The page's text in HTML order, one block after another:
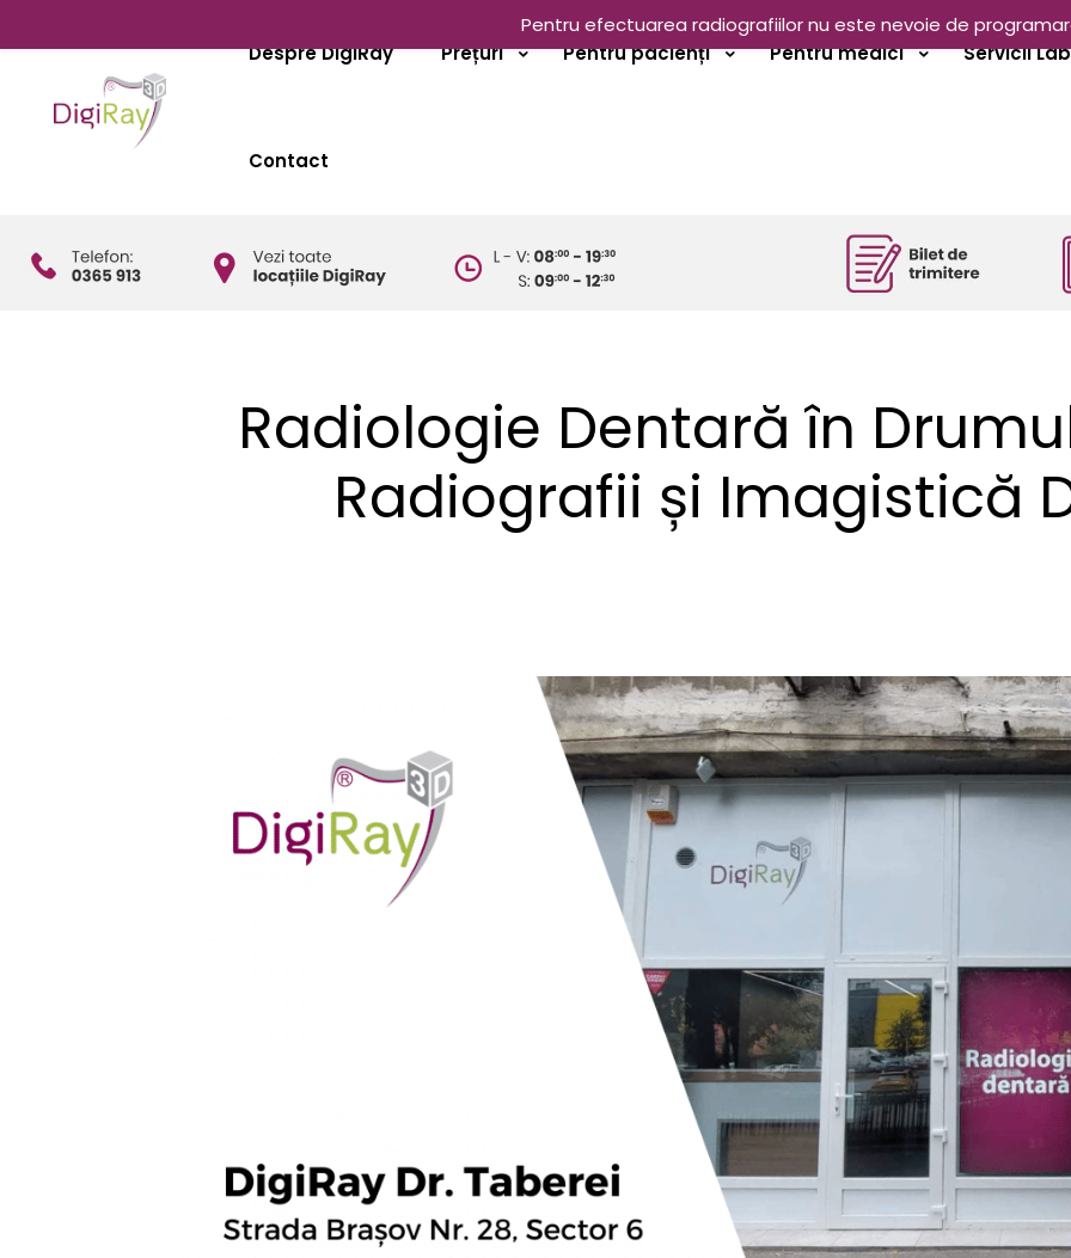
Despre DigiRay Prețuri Pentru pacienți Pentru medici Servicii
Contact
Radiologie Dentară în
Radiografii și Imagistică
Pentru efectuarea radiografiilor nu este nevoie de